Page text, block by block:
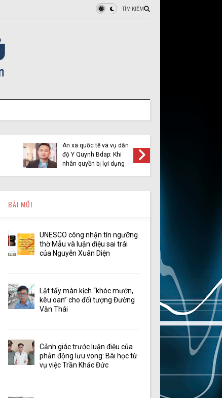
TÌM KIẾM
Ân xá quốc tế và vụ dẫn
độ Y Quynh Bdap: Khi
nhân quyền bị lợi dụng
BÀI MỚI
UNESCO công nhận tín ngưỡng
thờ Mẫu và luận điệu sai trái
của Nguyễn Xuân Diện
Lật tẩy màn kịch “khóc mướn,
kêu oan” cho đối tượng Đường
Văn Thái
Cảnh giác trước luận điệu của
phản động lưu vong: Bài học từ
vụ việc Trần Khắc Đức